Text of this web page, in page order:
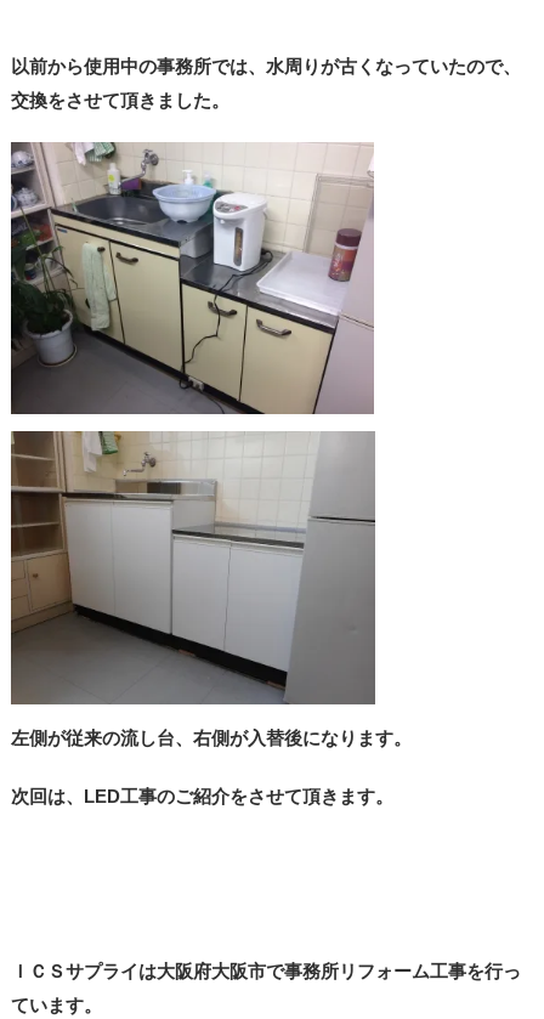
以前から使用中の事務所では、水周りが古くなっていたので、
交換をさせて頂きました。
左側が従来の流し台、右側が入替後になります。
次回は、LED工事のご紹介をさせて頂きます。
ＩＣＳサプライは大阪府大阪市で事務所リフォーム工事を行っ
ています。